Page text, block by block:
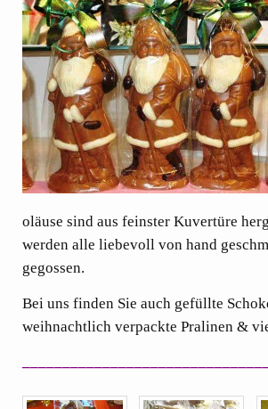
oläuse sind aus feinster Kuvertüre
werden alle liebevoll von hand
gegossen.
Bei uns finden Sie auch gefüllte
weihnachtlich verpackte Pralinen &